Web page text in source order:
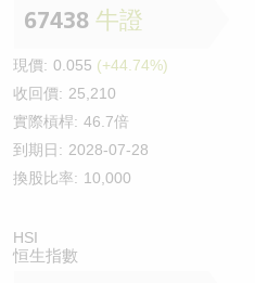
67438 牛證
現價: 0.055 (+44.74%)
收回價: 25,210
實際槓桿: 46.7倍
到期日: 2028-07-28
換股比率: 10,000
HSI
恒生指數